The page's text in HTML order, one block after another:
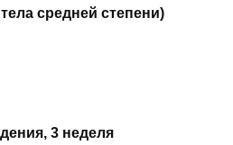
средней степени)
3 неделя